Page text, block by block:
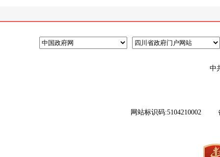
中
网站标识码:5104210002